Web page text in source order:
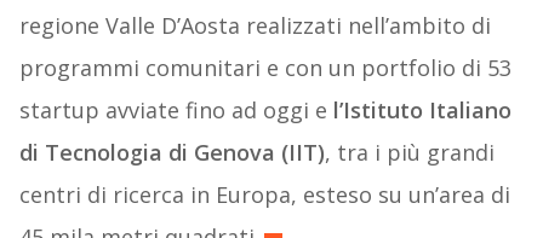
regione Valle D’Aosta realizzati nell’ambito di
programmi comunitari e con un portfolio di 53
startup avviate fino ad oggi e l’Istituto Italiano
di Tecnologia di Genova (IIT), tra i più grandi
centri di ricerca in Europa, esteso su un’area di